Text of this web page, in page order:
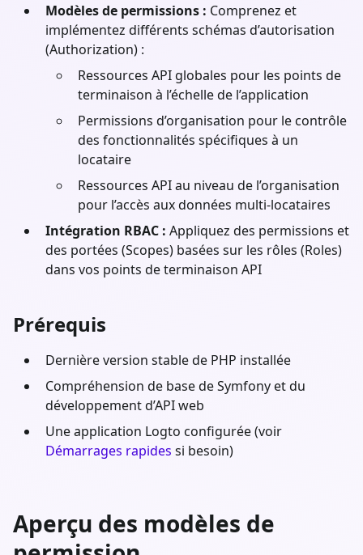
Modèles de permissions : Comprenez et
implémentez différents schémas d’autorisation
(Authorization) :
Ressources API globales pour les points de
terminaison à l’échelle de l’application
Permissions d’organisation pour le contrôle
des fonctionnalités spécifiques à un
locataire
Ressources API au niveau de l’organisation
pour l’accès aux données multi-locataires
Intégration RBAC : Appliquez des permissions et
des portées (Scopes) basées sur les rôles (Roles)
dans vos points de terminaison API
Prérequis
Dernière version stable de PHP installée
Compréhension de base deSymfonyet du
développement d’API web
Une application Logto configurée (voir
Démarrages rapides si besoin)
Aperçu des modèles de